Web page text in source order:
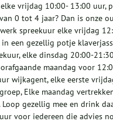
elke vrijdag 10:00- 13:00
0 tot 4 jaar? Dan is onze
spreekuur elke vrijdag
een gezellig potje
elke dinsdag 20:00-
maandag voor
wijkagent, elke eerste
Elke maandag
gezellig mee en drink
voor iedereen die advies